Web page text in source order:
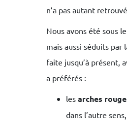
n’a pas autant
Nous avons été sous
mais aussi séduits par
faite jusqu’à présent,
a préférés :
les arches
dans l’autre